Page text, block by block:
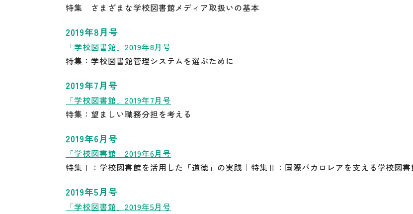
特集 さまざまな学校図書館メディア取扱いの基本
2019年8月号
「学校図書館」2019年8月号
特集：学校図書館管理システムを選ぶために
2019年7月号
「学校図書館」2019年7月号
特集：望ましい職務分担を考える
2019年6月号
「学校図書館」2019年6月号
特集Ⅰ：学校図書館を活用した「道徳」の実践｜特集Ⅱ：国際バカロレアを支える学校図書
2019年5月号
「学校図書館」2019年5月号